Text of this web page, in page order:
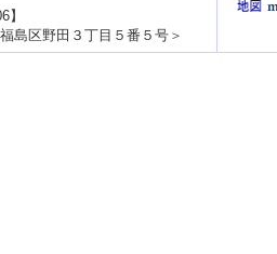
】
島区野田３丁目５番５号 ＞